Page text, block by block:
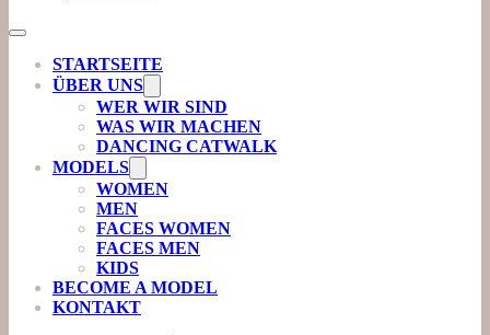
STARTSEITE
ÜBER UNS
WER WIR SIND
WAS WIR MACHEN
DANCING CATWALK
MODELS
WOMEN
MEN
FACES WOMEN
FACES MEN
KIDS
BECOME A MODEL
KONTAKT